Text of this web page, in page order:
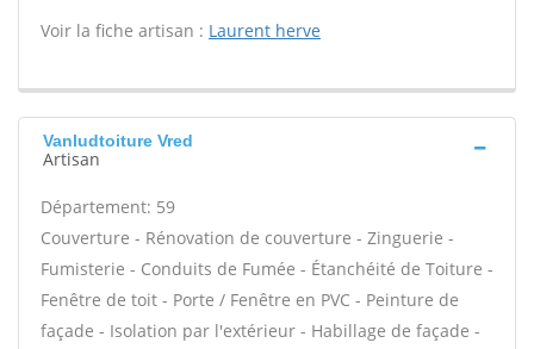
Voir la fiche artisan : Laurent herve
Vanludtoiture Vred
Artisan
Département: 59
Couverture - Rénovation de couverture - Zinguerie -
Fumisterie - Conduits de Fumée - Étanchéité de Toiture -
Fenêtre de toit - Porte / Fenêtre en PVC - Peinture de
façade - Isolation par l'extérieur - Habillage de façade -